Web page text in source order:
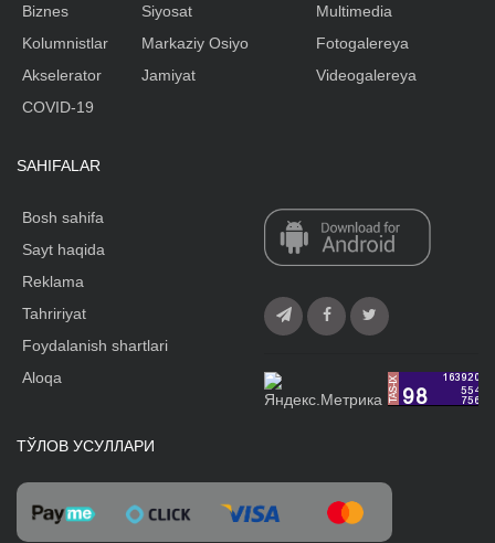
Biznes
Kolumnistlar
Akselerator
Siyosat
Markaziy Osiyo
Jamiyat
Multimedia
Fotogalereya
Videogalereya
COVID-19
SAHIFALAR
Bosh sahifa
Sayt haqida
Reklama
Tahririyat
Foydalanish shartlari
Aloqa
ТЎЛОВ УСУЛЛАРИ